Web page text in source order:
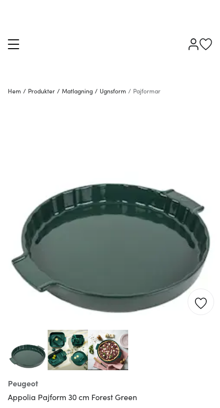
Hem / Produkter / Matlagning / Ugnsform / Pajformar
Peugeot
Appolia Pajform 30 cm Forest Green